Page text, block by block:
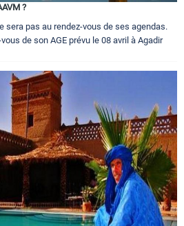
?
sera pas au rendez-vous de ses agendas.
de son AGE prévu le 08 avril à Agadir